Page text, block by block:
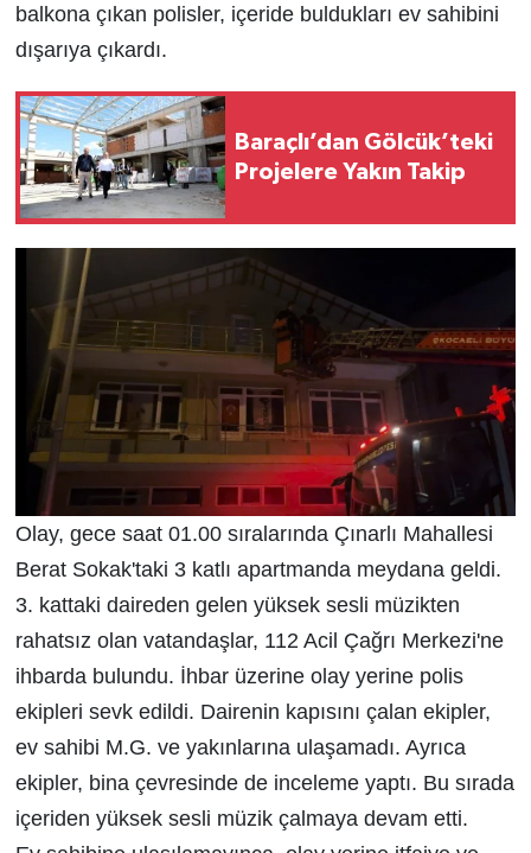
balkona çıkan polisler, içeride buldukları ev sahibini
dışarıya çıkardı.
Baraçlı’dan Gölcük’teki
Projelere Yakın Takip
Olay, gece saat 01.00 sıralarında Çınarlı Mahallesi
Berat Sokak'taki 3 katlı apartmanda meydana geldi.
3. kattaki daireden gelen yüksek sesli müzikten
rahatsız olan vatandaşlar, 112 Acil Çağrı Merkezi'ne
ihbarda bulundu. İhbar üzerine olay yerine polis
ekipleri sevk edildi. Dairenin kapısını çalan ekipler,
ev sahibi M.G. ve yakınlarına ulaşamadı. Ayrıca
ekipler, bina çevresinde de inceleme yaptı. Bu sırada
içeriden yüksek sesli müzik çalmaya devam etti.